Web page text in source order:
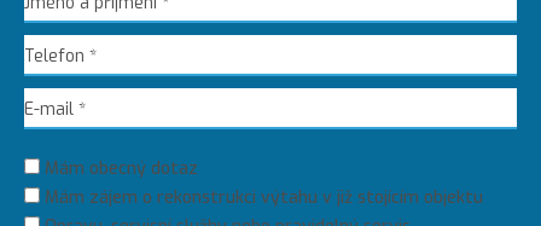
Mám obecný dotaz
Mám zájem o rekonstrukci výtahu v již stojícím objektu